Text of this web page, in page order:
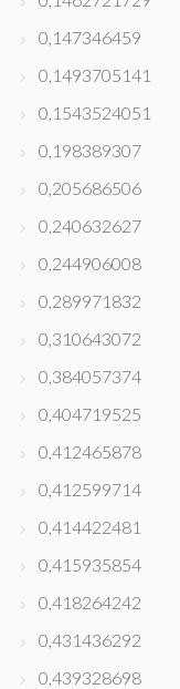
0,147346459
0,1493705141
0,1543524051
0,198389307
0,205686506
0,240632627
0,244906008
0,289971832
0,310643072
0,384057374
0,404719525
0,412465878
0,412599714
0,414422481
0,415935854
0,418264242
0,431436292
0,439328698